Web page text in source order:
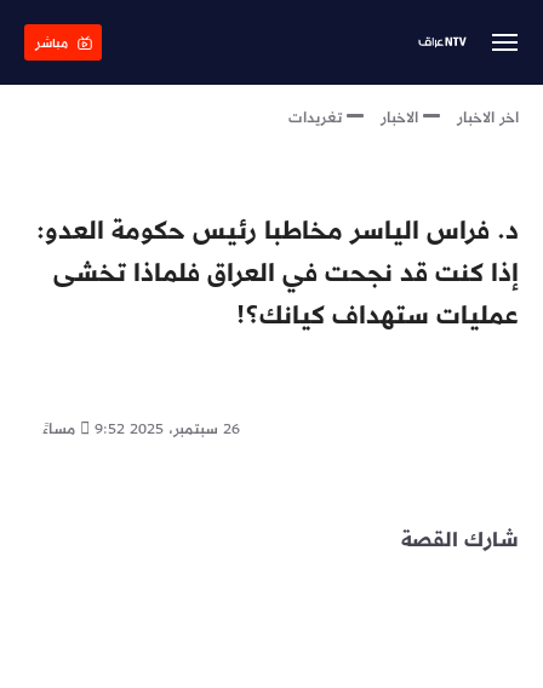
main
مباشر
اخر الاخبار الاخبار تغريدات
د. فراس الياسر مخاطبا رئيس حكومة العدو:
إذا كنت قد نجحت في العراق فلماذا تخشى
عمليات ستهداف كيانك؟!
26 سبتمبر، 2025 9:52 مساءً
شارك القصة